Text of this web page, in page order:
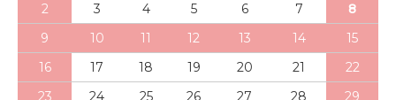
2
3 4 5 6 7
8
9
10 11 12 13 14
15
16
17 18 19 20 21
22
23
24 25 26 27 28
29